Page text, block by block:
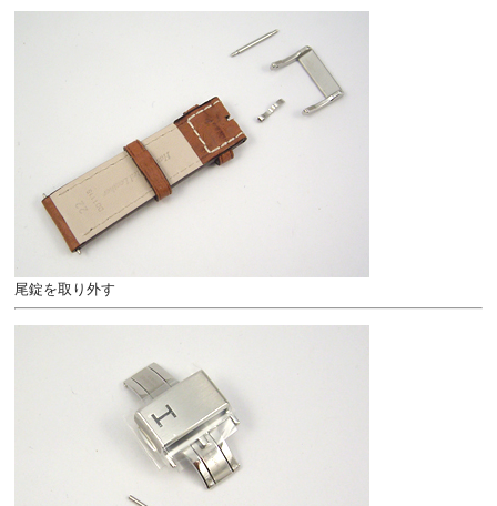
尾錠を取り外す